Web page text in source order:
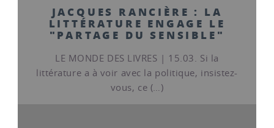
JACQUES RANCIÈRE : LA
LITTÉRATURE ENGAGE LE
"PARTAGE DU SENSIBLE"
LE MONDE DES LIVRES | 15.03. Si la
littérature a à voir avec la politique, insistez-
vous, ce (…)